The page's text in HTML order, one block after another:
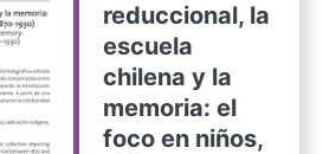
reduccional, la
escuela
chilena y la
memoria: el
foco en niños,